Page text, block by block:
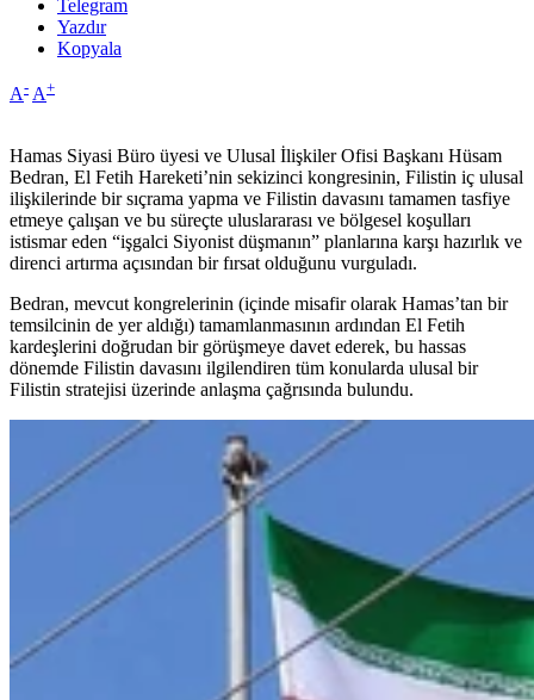
Telegram
Yazdır
Kopyala
A- A+
Hamas Siyasi Büro üyesi ve Ulusal İlişkiler Ofisi Başkanı Hüsam
Bedran, El Fetih Hareketi’nin sekizinci kongresinin, Filistin iç ulusal
ilişkilerinde bir sıçrama yapma ve Filistin davasını tamamen tasfiye
etmeye çalışan ve bu süreçte uluslararası ve bölgesel koşulları
istismar eden “işgalci Siyonist düşmanın” planlarına karşı hazırlık ve
direnci artırma açısından bir fırsat olduğunu vurguladı.
Bedran, mevcut kongrelerinin (içinde misafir olarak Hamas’tan bir
temsilcinin de yer aldığı) tamamlanmasının ardından El Fetih
kardeşlerini doğrudan bir görüşmeye davet ederek, bu hassas
dönemde Filistin davasını ilgilendiren tüm konularda ulusal bir
Filistin stratejisi üzerinde anlaşma çağrısında bulundu.